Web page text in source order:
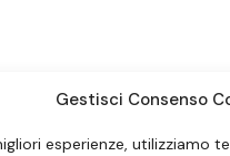
Gestisci Consenso
esperienze, utilizziamo